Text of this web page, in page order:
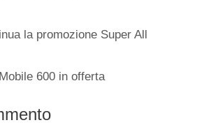
la promozione Super All
600 in offerta